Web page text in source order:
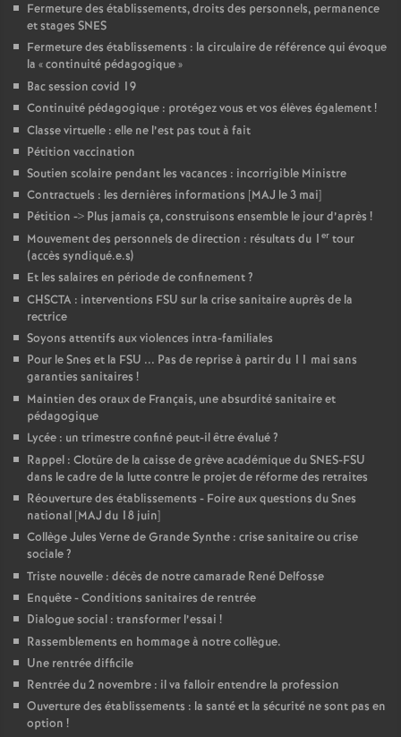
Fermeture des établissements, droits des personnels, permanence
et stages SNES
Fermeture des établissements : la circulaire de référence qui évoque
la «continuité pédagogique»
Bac session covid 19
Continuité pédagogique : protégez vous et vos élèves également!
Classe virtuelle : elle ne l’est pas tout à fait
Pétition vaccination
Soutien scolaire pendant les vacances : incorrigible Ministre
Contractuels : les dernières informations [MAJ le 3 mai]
Pétition -> Plus jamais ça, construisons ensemble le jour d’après !
Mouvement des personnels de direction : résultats du 1 er tour
(accès syndiqué.e.s)
Et les salaires en période de confinement?
CHSCTA : interventions FSU sur la crise sanitaire auprès de la
rectrice
Soyons attentifs aux violences intra-familiales
Pour le Snes et la FSU ... Pas de reprise à partir du 11 mai sans
garanties sanitaires !
Maintien des oraux de Français, une absurdité sanitaire et
pédagogique
Lycée : un trimestre confiné peut-il être évalué?
Rappel : Clotûre de la caisse de grève académique du SNES-FSU
dans le cadre de la lutte contre le projet de réforme des retraites
Réouverture des établissements - Foire aux questions du Snes
national [MAJ du 18 juin]
Collège Jules Verne de Grande Synthe : crise sanitaire ou crise
sociale?
Triste nouvelle : décès de notre camarade René Delfosse
Enquête - Conditions sanitaires de rentrée
Dialogue social : transformer l’essai !
Rassemblements en hommage à notre collègue.
Une rentrée difficile
Rentrée du 2 novembre : il va falloir entendre la profession
Ouverture des établissements : la santé et la sécurité ne sont pas en
option !